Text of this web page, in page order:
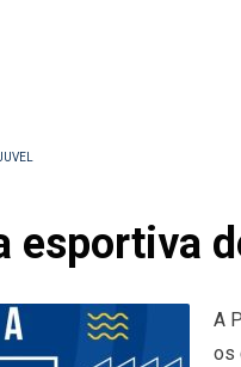
esportiva
A
os